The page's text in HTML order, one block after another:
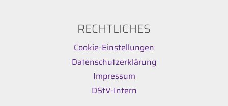
RECHTLICHES
Cookie-Einstellungen
Datenschutzerklärung
Impressum
DStV-Intern